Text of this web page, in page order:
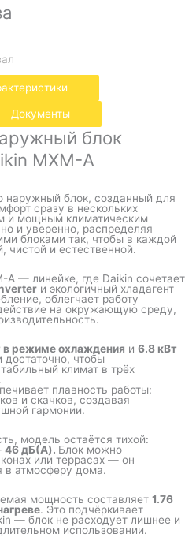
Документы
блок
MXM-A
наружный блок, созданный для
сразу в нескольких
и мощным климатическим
и уверенно, распределяя
блоками так, чтобы в каждой
чистой и естественной.
A — линейке, где Daikin сочетает
и экологичный хладагент
облегчает работу
на окружающую среду,
в режиме охлаждения и 6.8 кВт
чтобы
климат в трёх
плавность работы:
и скачков, создавая
гармонии.
модель остаётся тихой:
46 дБ(A). Блок можно
или террасах — он
в атмосферу дома.
мощность составляет 1.76
. Это подчёркивает
— блок не расходует лишнее и
использовании.